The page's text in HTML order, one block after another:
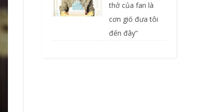
thở của fan là
cơn gió đưa tôi
đến đây”